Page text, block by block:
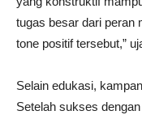
tugas besar dari peran
tone positif tersebut,”
Selain edukasi,
Setelah sukses